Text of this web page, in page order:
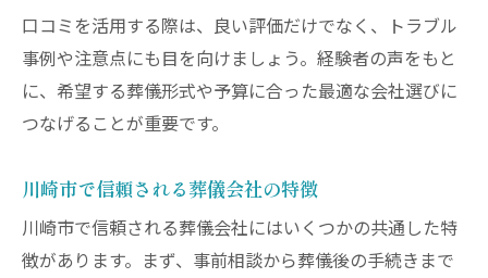
口コミを活用する際は、良い評価だけでなく、トラブル
事例や注意点にも目を向けましょう。経験者の声をもと
に、希望する葬儀形式や予算に合った最適な会社選びに
つなげることが重要です。
川崎市で信頼される葬儀会社の特徴
川崎市で信頼される葬儀会社にはいくつかの共通した特
徴があります。まず、事前相談から葬儀後の手続きまで